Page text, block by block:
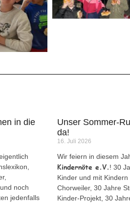
in die
noch
jedenfalls
Unser Sommer-
da!
16. Juli 2026
Wir feiern in diesem
Kindernöte e.V.! 30
Kinder und mit Kindern
Chorweiler, 30 Jahre
Kinder-Projekt, 30